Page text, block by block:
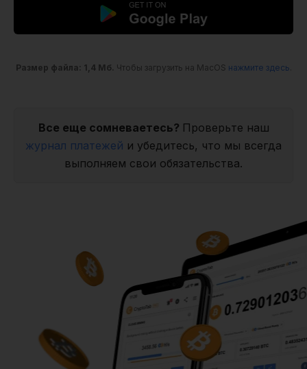
Размер файла: 1,4 Мб. Чтобы загрузить на MacOS нажмите здесь
Все еще сомневаетесь? Проверьте наш
журнал платежей и убедитесь, что мы всегда
выполняем свои обязательства.